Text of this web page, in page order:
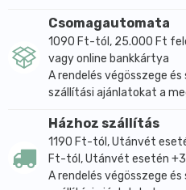
szabályozó anyag
nátrium-hidrogén-
Átlagos tápérték 100 g
Energia: 1620 kJ/387 kcal
Zsír: 12,7 g
amelyből telített zsírsavak:
Szénhidrát: 47,7 g
amelyből cukrok: 43,3 g
Csomagautomata
1090 Ft-tól, 25.000 Ft
vagy online bankkártya
A rendelés végösszege
szállítási ajánlatokat a
Házhoz szállítás
1190 Ft-tól, Utánvét
Ft-tól, Utánvét esetén
A rendelés végösszege